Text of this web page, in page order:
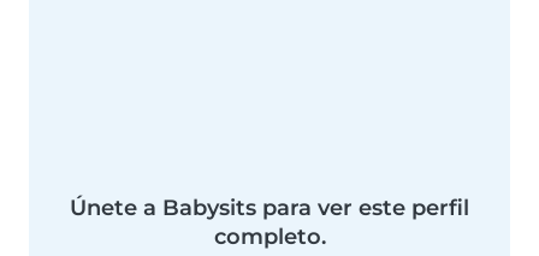
Únete a Babysits para ver este perfil
completo.